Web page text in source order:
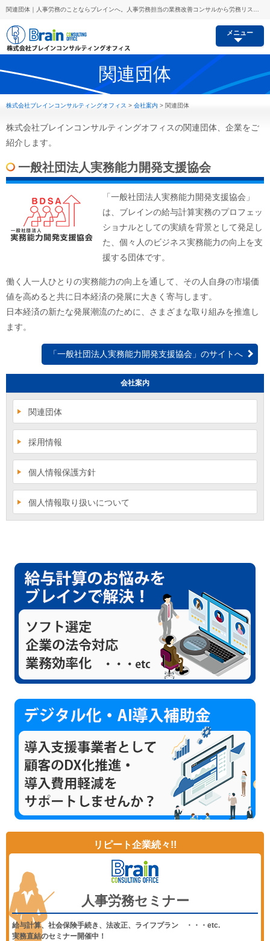
メニュー
関連団体
株式会社ブレインコンサルティングオフィス > 会社案内 > 関連団体
株式会社ブレインコンサルティングオフィスの関連団体、企業をご
紹介します。
一般社団法人実務能力開発支援協会
「一般社団法人実務能力開発支援協会」
は、ブレインの給与計算実務のプロフェッ
ショナルとしての実績を背景として発足し
た、個々人のビジネス実務能力の向上を支
援する団体です。
働く人一人ひとりの実務能力の向上を通して、その人自身の市場価
値を高めると共に日本経済の発展に大きく寄与します。
日本経済の新たな発展潮流のために、さまざまな取り組みを推進し
ます。
「一般社団法人実務能力開発支援協会」のサイトへ
会社案内
関連団体
採用情報
個人情報保護方針
個人情報取り扱いについて
リピート企業続々!!
人事労務セミナー
給与計算、社会保険手続き、法改正、ライフプラン ・・・etc.
実務直結のセミナー開催中！